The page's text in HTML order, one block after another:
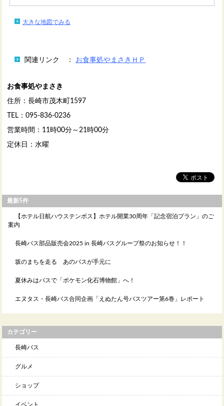
大きな地図でみる
関連リンク ： お食事処やまさきＨＰ
お食事処やまさき
住所：長崎市茂木町1597
TEL：095-836-0236
営業時間：11時00分～21時00分
定休日：水曜
最新5件
【ホテル日航ハウステンボス】ホテル開業30周年「記念宿泊プラン」のご
案内
長崎バス部品販売会2025 in 長崎バスグループ祭のお知らせ！！
坂のまちを走る あのバスが手元に
夏休みはバスで「ポケモン化石博物館」へ！
エヌタス・長崎バス合同企画「えぬたん号バスツアー第6巻」レポート
カテゴリー
長崎バス
グルメ
ショップ